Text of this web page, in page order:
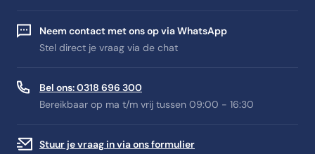
Neem contact met ons op via WhatsApp
Stel direct je vraag via de chat
Bel ons: 0318 696 300
Bereikbaar op ma t/m vrij tussen 09:00 - 16:30
Stuur je vraag in via ons formulier